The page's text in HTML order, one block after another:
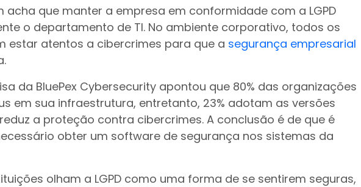
acha que manter a empresa em conformidade com a LGPD
o departamento de TI. No ambiente corporativo, todos os
estar atentos a cibercrimes para que a segurança empresarial
da BluePex Cybersecurity apontou que 80% das organizações
em sua infraestrutura, entretanto, 23% adotam as versões
a proteção contra cibercrimes. A conclusão é de que é
obter um software de segurança nos sistemas da
olham a LGPD como uma forma de se sentirem seguras,